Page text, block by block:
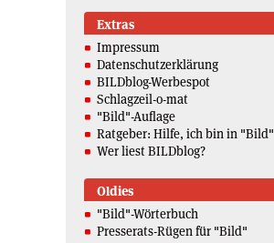
Extras
Impressum
Datenschutzerklärung
BILDblog-Werbespot
Schlagzeil-o-mat
"Bild"-Auflage
Ratgeber: Hilfe, ich bin in "Bild"
Wer liest BILDblog?
Oldies
"Bild"-Wörterbuch
Presserats-Rügen für "Bild"